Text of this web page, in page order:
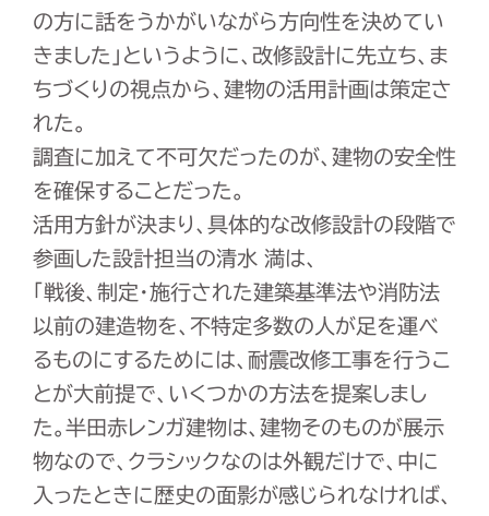
の方に話をうかがいながら方向性を決めてい
きました」というように、改修設計に先立ち、ま
ちづくりの視点から、建物の活用計画は策定さ
れた。
調査に加えて不可欠だったのが、建物の安全性
を確保することだった。
活用方針が決まり、具体的な改修設計の段階で
参画した設計担当の清水 満は、
「戦後、制定・施行された建築基準法や消防法
以前の建造物を、不特定多数の人が足を運べ
るものにするためには、耐震改修工事を行うこ
とが大前提で、いくつかの方法を提案しまし
た。半田赤レンガ建物は、建物そのものが展示
物なので、クラシックなのは外観だけで、中に
入ったときに歴史の面影が感じられなければ、